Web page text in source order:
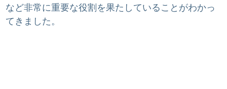
など非常に重要な役割を果たしていることがわかっ
てきました。